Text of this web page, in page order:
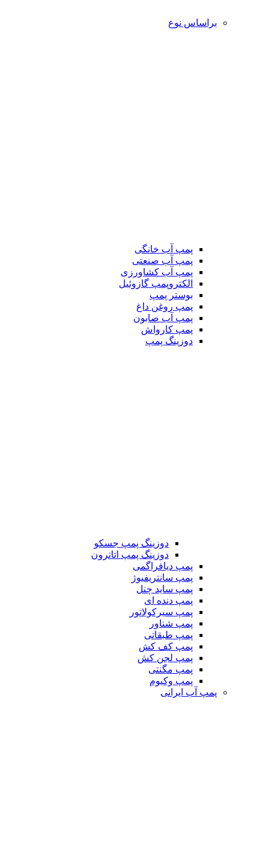
براساس نوع
پمپ آب خانگی
پمپ آب صنعتی
پمپ آب کشاورزی
الکتروپمپ گازوئیل
بوستر پمپ
پمپ روغن داغ
پمپ آب صابون
پمپ کارواش
دوزینگ پمپ
دوزینگ پمپ جسکو
دوزینگ پمپ اتاترون
پمپ دیافراگمی
پمپ سانتریفیوژ
پمپ ساید چنل
پمپ دنده ای
پمپ سیرکولاتور
پمپ شناور
پمپ طبقاتی
پمپ کف کش
پمپ لجن کش
پمپ مگنتی
پمپ وکیوم
پمپ آب ایرانی